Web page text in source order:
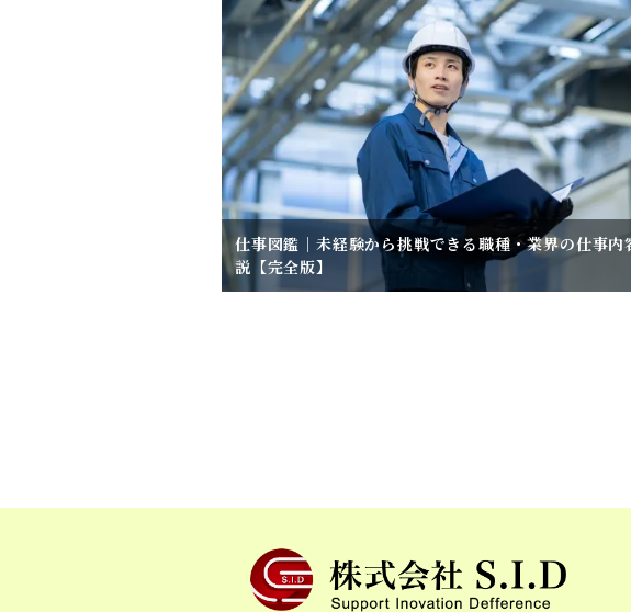
仕事図鑑｜未経験から挑戦できる職種・業界の仕事内
説【完全版】